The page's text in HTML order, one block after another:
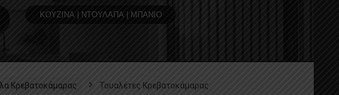
ΚΟΥΖΙΝΑ | ΝΤΟΥΛΑΠΑ | ΜΠΑΝΙΟ
Κρεβατοκάμαρας Τουαλέτες Κρεβατοκάμαρας